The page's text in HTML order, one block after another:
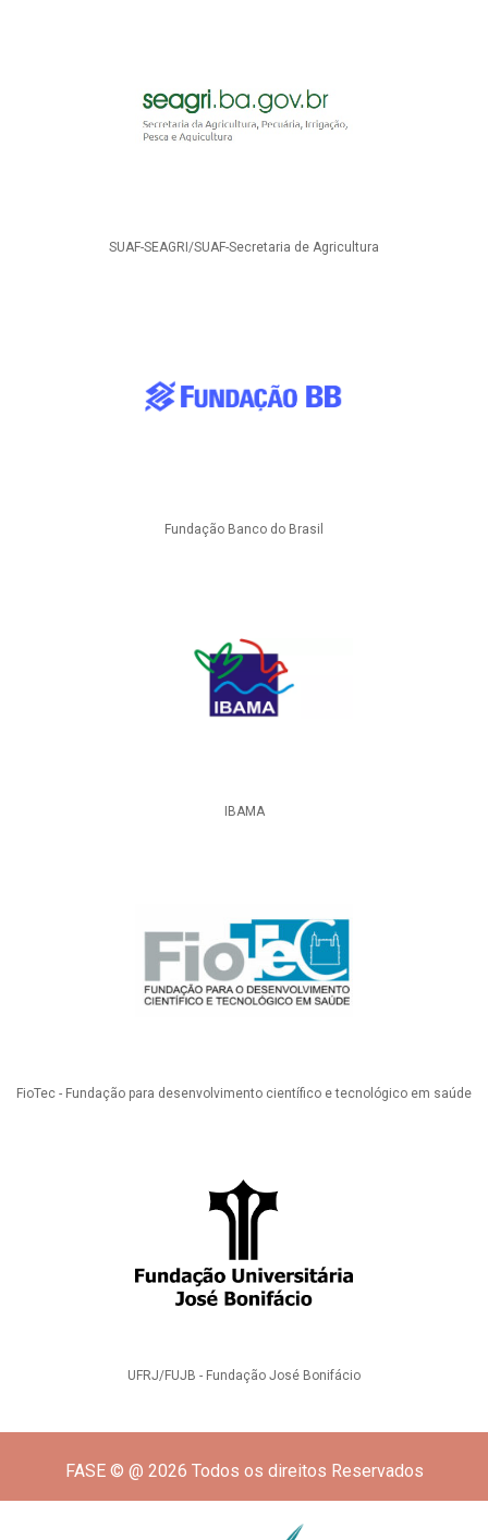
SUAF-SEAGRI/SUAF-Secretaria de Agricultura
Fundação Banco do Brasil
IBAMA
FioTec - Fundação para desenvolvimento científico e tecnológico em saúde
UFRJ/FUJB - Fundação José Bonifácio
FASE © @ 2026 Todos os direitos Reservados